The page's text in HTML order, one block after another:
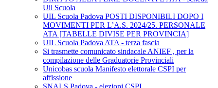
Uil Scuola
UIL Scuola Padova POSTI DISPONIBILI DOPO I
MOVIMENTI PER L’A.S. 2024/25. PERSONALE
ATA [TABELLE DIVISE PER PROVINCIA]
UIL Scuola Padova ATA - terza fascia
Si trasmette comunicato sindacale ANIEF , per la
compilazione delle Graduatorie Provinciali
Unicobas scuola Manifesto elettorale CSPI per
affissione